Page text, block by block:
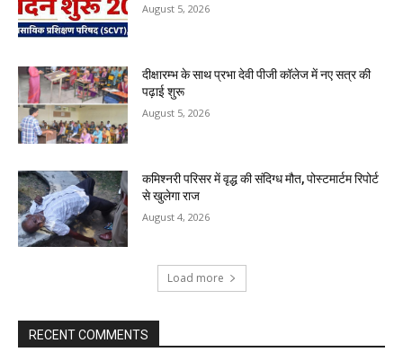
August 5, 2026
दीक्षारम्भ के साथ प्रभा देवी पीजी कॉलेज में नए सत्र की
पढ़ाई शुरू
August 5, 2026
कमिश्नरी परिसर में वृद्ध की संदिग्ध मौत, पोस्टमार्टम रिपोर्ट
से खुलेगा राज
August 4, 2026
Load more
RECENT COMMENTS